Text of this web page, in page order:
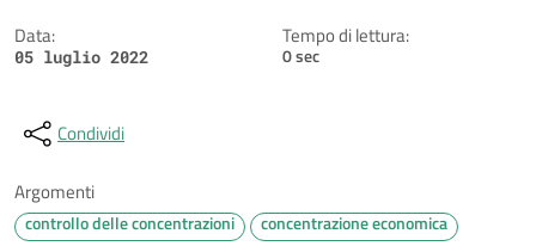
Data:
05 luglio 2022
Tempo di lettura:
0 sec
Condividi
Argomenti
controllo delle concentrazioni concentrazione economica